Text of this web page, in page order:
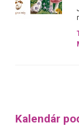
Kalendár